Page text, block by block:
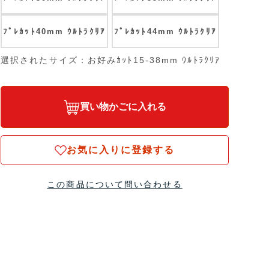
ﾌﾟﾚｶｯﾄ40mm ｳﾙﾄﾗｸﾘｱ ﾌﾟﾚｶｯﾄ44mm ｳﾙﾄﾗｸﾘｱ
選択されたサイズ：お好みｶｯﾄ15-38mm ｳﾙﾄﾗｸﾘｱ
買い物かごに入れる
お気に入りに登録する
この商品について問い合わせる